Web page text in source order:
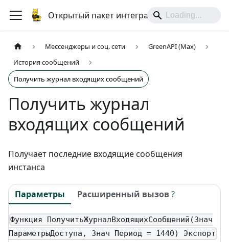
Открытый пакет интеграций
Мессенджеры и соц. сети
GreenAPI (Max)
История сообщений
Получить журнал входящих сообщений
Получить журнал
входящих сообщений
Получает последние входящие сообщения
инстанса
Параметры Расширенный вызов?
Функция ПолучитьЖурналВходящихСообщений(Знач
ПараметрыДоступа, Знач Период = 1440) Экспорт